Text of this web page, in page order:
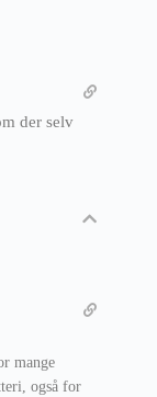
der selv
mange
også for